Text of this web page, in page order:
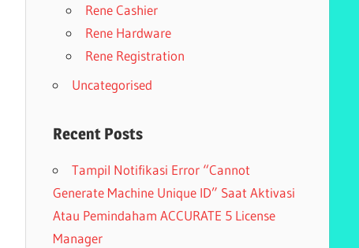
Rene Cashier
Rene Hardware
Rene Registration
Uncategorised
Recent Posts
Tampil Notifikasi Error “Cannot
Generate Machine Unique ID” Saat Aktivasi
Atau Pemindaham ACCURATE 5 License
Manager